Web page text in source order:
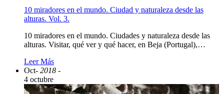
10 miradores en el mundo. Ciudad y naturaleza desde las
alturas. Vol. 3.
10 miradores en el mundo. Ciudades y naturaleza desde las
alturas. Visitar, qué ver y qué hacer, en Beja (Portugal),…
Leer Más
Oct- 2018 -
4 octubre